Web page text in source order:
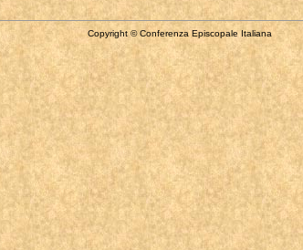
Copyright © Conferenza Episcopale Italiana